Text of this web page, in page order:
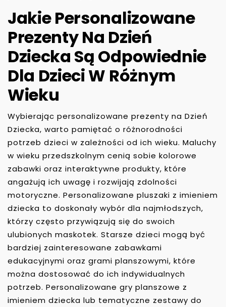
Jakie Personalizowane
Prezenty Na Dzień
Dziecka Są Odpowiednie
Dla Dzieci W Różnym
Wieku
Wybierając personalizowane prezenty na Dzień
Dziecka, warto pamiętać o różnorodności
potrzeb dzieci w zależności od ich wieku. Maluchy
w wieku przedszkolnym cenią sobie kolorowe
zabawki oraz interaktywne produkty, które
angażują ich uwagę i rozwijają zdolności
motoryczne. Personalizowane pluszaki z imieniem
dziecka to doskonały wybór dla najmłodszych,
którzy często przywiązują się do swoich
ulubionych maskotek. Starsze dzieci mogą być
bardziej zainteresowane zabawkami
edukacyjnymi oraz grami planszowymi, które
można dostosować do ich indywidualnych
potrzeb. Personalizowane gry planszowe z
imieniem dziecka lub tematyczne zestawy do